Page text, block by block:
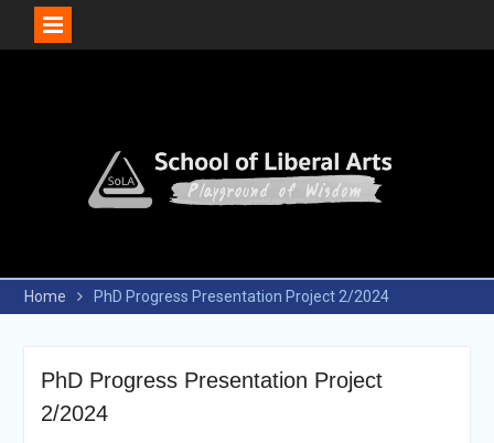
Home PhD Progress Presentation Project 2/2024
PhD Progress Presentation Project
2/2024